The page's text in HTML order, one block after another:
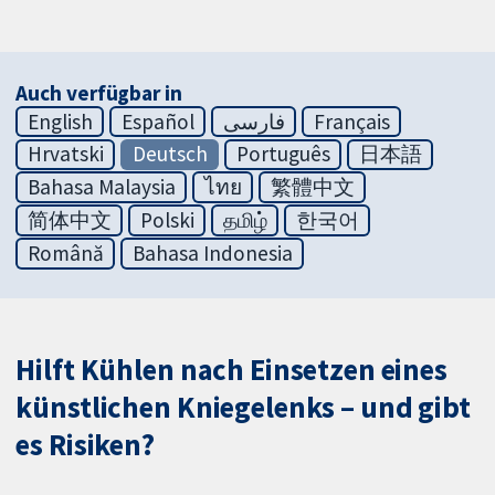
Auch verfügbar in
English
Español فارسی
Français
Hrvatski
Deutsch Português
日本語
Bahasa Malaysia
ไทย
繁體中文
简体中文
Polski தமிழ்
한국어
Română
Bahasa Indonesia
Hilft Kühlen nach Einsetzen eines
künstlichen Kniegelenks – und gibt
es Risiken?